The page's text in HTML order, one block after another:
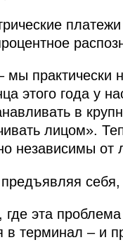
практически
этого года у
в
лицом».
независимы от
эта
терминал – и